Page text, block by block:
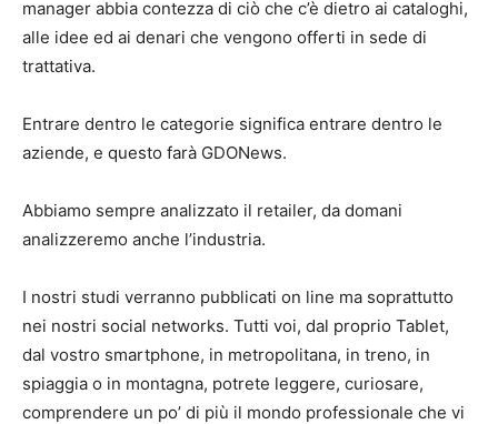
manager abbia contezza di ciò che c’è dietro ai cataloghi,
alle idee ed ai denari che vengono offerti in sede di
trattativa.
Entrare dentro le categorie significa entrare dentro le
aziende, e questo farà GDONews.
Abbiamo sempre analizzato il retailer, da domani
analizzeremo anche l’industria.
I nostri studi verranno pubblicati on line ma soprattutto
nei nostri social networks. Tutti voi, dal proprio Tablet,
dal vostro smartphone, in metropolitana, in treno, in
spiaggia o in montagna, potrete leggere, curiosare,
comprendere un po’ di più il mondo professionale che vi